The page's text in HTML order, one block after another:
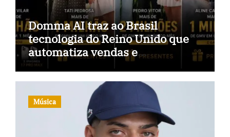
Domma AI traz ao Brasil
tecnologia do Reino Unido que
automatiza vendas e
inteligência no TikTok Shop
Música